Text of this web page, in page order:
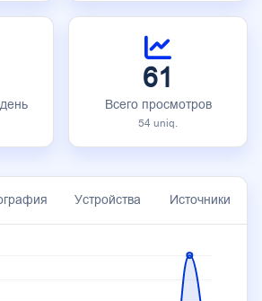
61
Всего просмотров
54 uniq.
Устройства Источники